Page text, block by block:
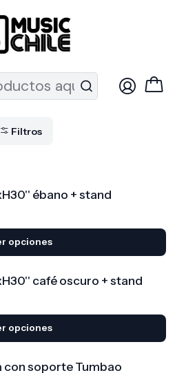
nos puedes encontrar en el MUT
Congas
Filtros
ébano + stand
opciones
café oscuro + stand
opciones
soporte Tumbao